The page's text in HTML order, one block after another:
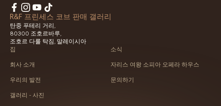
R&F 프린세스 코브 판매 갤러리
탄중 푸테리 거리,
80300 조호르바루,
조호르 다룰 탁짐, 말레이시아
집
회사 소개
우리의 발전
갤러리 - 사진
소식
자리스 여왕 소피아 오페라 하우스
문의하기